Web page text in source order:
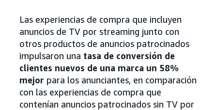
Las experiencias de compra que incluyen
anuncios de TV por streaming junto con
otros productos de anuncios patrocinados
impulsaron una tasa de conversión de
clientes nuevos de una marca un 58%
mejor para los anunciantes, en comparación
con las experiencias de compra que
contenían anuncios patrocinados sin TV por